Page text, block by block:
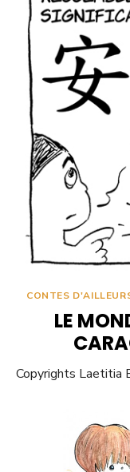
CONTES
LE
Copyrights Laetitia